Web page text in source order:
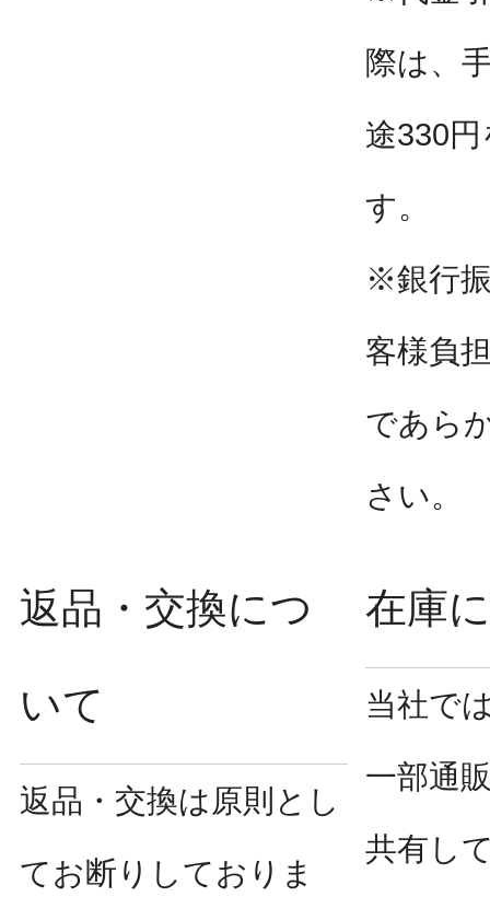
際は、
途330
す。
※銀行
客様負
であら
さい。
返品・交換につ
いて
返品・交換は原則とし
てお断りしておりま
在庫
当社で
一部通
共有し